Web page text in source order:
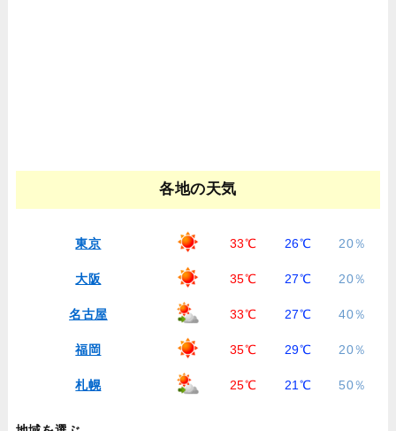
各地の天気
東京 33℃ 26℃ 20％
大阪 35℃ 27℃ 20％
名古屋 33℃ 27℃ 40％
福岡 35℃ 29℃ 20％
札幌 25℃ 21℃ 50％